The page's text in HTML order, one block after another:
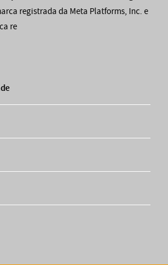
registrada da Meta Platforms, Inc. e
re